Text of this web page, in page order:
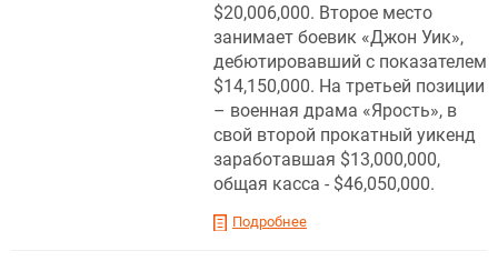
$20,006,000. Второе место
занимает боевик «Джон Уик»,
дебютировавший с показателем
$14,150,000. На третьей позиции
– военная драма «Ярость», в
свой второй прокатный уикенд
заработавшая $13,000,000,
общая касса - $46,050,000.
Подробнее